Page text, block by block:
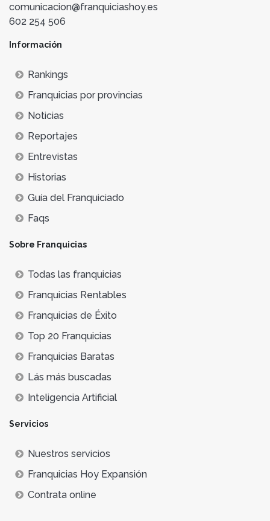
comunicacion@franquiciashoy.es
602 254 506
Información
Rankings
Franquicias por provincias
Noticias
Reportajes
Entrevistas
Historias
Guía del Franquiciado
Faqs
Sobre Franquicias
Todas las franquicias
Franquicias Rentables
Franquicias de Éxito
Top 20 Franquicias
Franquicias Baratas
Lás más buscadas
Inteligencia Artificial
Servicios
Nuestros servicios
Franquicias Hoy Expansión
Contrata online